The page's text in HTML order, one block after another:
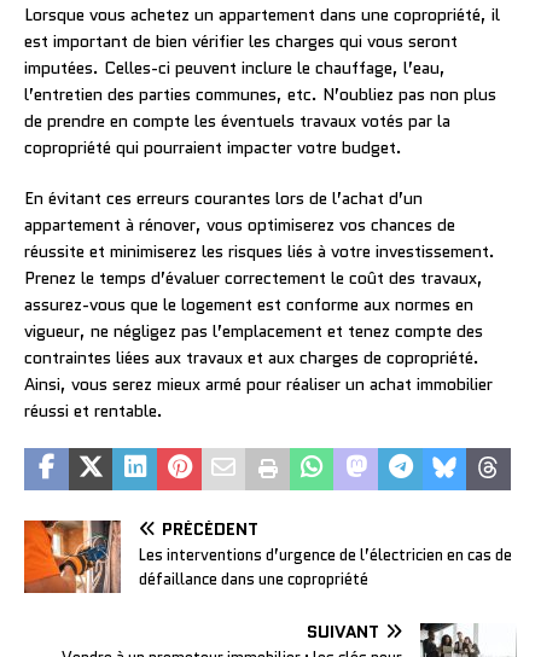
Lorsque vous achetez un appartement dans une copropriété, il
est important de bien vérifier les charges qui vous seront
imputées. Celles-ci peuvent inclure le chauffage, l’eau,
l’entretien des parties communes, etc. N’oubliez pas non plus
de prendre en compte les éventuels travaux votés par la
copropriété qui pourraient impacter votre budget.
En évitant ces erreurs courantes lors de l’achat d’un
appartement à rénover, vous optimiserez vos chances de
réussite et minimiserez les risques liés à votre investissement.
Prenez le temps d’évaluer correctement le coût des travaux,
assurez-vous que le logement est conforme aux normes en
vigueur, ne négligez pas l’emplacement et tenez compte des
contraintes liées aux travaux et aux charges de copropriété.
Ainsi, vous serez mieux armé pour réaliser un achat immobilier
réussi et rentable.
PRÉCÉDENT
Les interventions d’urgence de l’électricien en cas de
défaillance dans une copropriété
SUIVANT